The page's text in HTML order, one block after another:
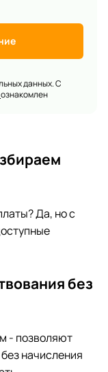
данных. С
ознакомлен
Да, но с
без
- позволяют
начисления